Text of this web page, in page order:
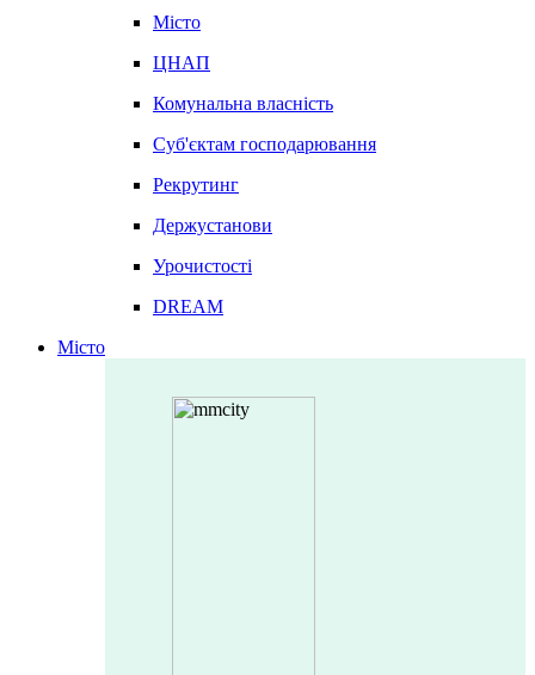
Місто
ЦНАП
Комунальна власність
Суб'єктам господарювання
Рекрутинг
Держустанови
Урочистості
DREAM
Місто